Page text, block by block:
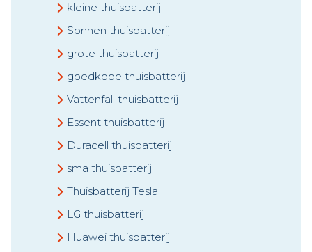
kleine thuisbatterij
Sonnen thuisbatterij
grote thuisbatterij
goedkope thuisbatterij
Vattenfall thuisbatterij
Essent thuisbatterij
Duracell thuisbatterij
sma thuisbatterij
Thuisbatterij Tesla
LG thuisbatterij
Huawei thuisbatterij